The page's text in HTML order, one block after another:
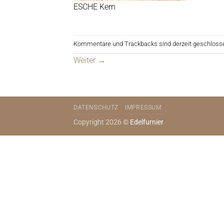
ESCHE Kern
Kommentare und Trackbacks sind derzeit
Weiter →
DATENSCHUTZ IMPRESSUM
Copyright 2026 © Edelfurnier